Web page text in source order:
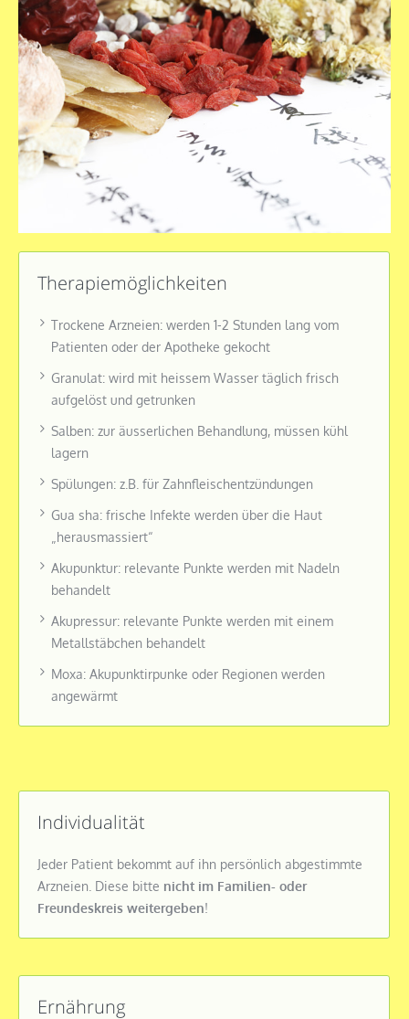
Therapiemöglichkeiten
Trockene Arzneien: werden 1-2 Stunden lang vom
Patienten oder der Apotheke gekocht
Granulat: wird mit heissem Wasser täglich frisch
aufgelöst und getrunken
Salben: zur äusserlichen Behandlung, müssen kühl
lagern
Spülungen: z.B. für Zahnfleischentzündungen
Gua sha: frische Infekte werden über die Haut
„herausmassiert“
Akupunktur: relevante Punkte werden mit Nadeln
behandelt
Akupressur: relevante Punkte werden mit einem
Metallstäbchen behandelt
Moxa: Akupunktirpunke oder Regionen werden
angewärmt
Individualität
Jeder Patient bekommt auf ihn persönlich abgestimmte
Arzneien. Diese bitte nicht im Familien- oder
Freundeskreis weitergeben!
Ernährung